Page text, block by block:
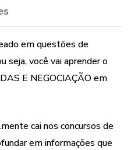
cai nos concursos de
muito mais conteúdos do
teórico e 210 questões
conteúdos na medida
em questões de
seja, você vai aprender o
E NEGOCIAÇÃO em
cai nos concursos de
em informações que